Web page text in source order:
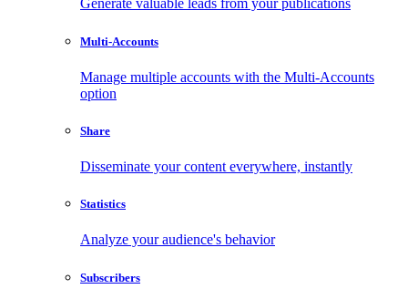
Generate valuable leads from your publications
Multi-Accounts
Manage multiple accounts with the Multi-Accounts
option
Share
Disseminate your content everywhere, instantly
Statistics
Analyze your audience's behavior
Subscribers